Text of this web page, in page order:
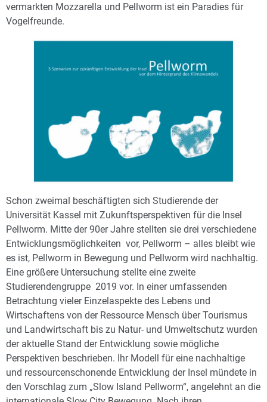
vermarkten Mozzarella und Pellworm ist ein Paradies für
Vogelfreunde.
Schon zweimal beschäftigten sich Studierende der
Universität Kassel mit Zukunftsperspektiven für die Insel
Pellworm. Mitte der 90er Jahre stellten sie drei verschiedene
Entwicklungsmöglichkeiten vor, Pellworm – alles bleibt wie
es ist, Pellworm in Bewegung und Pellworm wird nachhaltig.
Eine größere Untersuchung stellte eine zweite
Studierendengruppe 2019 vor. In einer umfassenden
Betrachtung vieler Einzelaspekte des Lebens und
Wirtschaftens von der Ressource Mensch über Tourismus
und Landwirtschaft bis zu Natur- und Umweltschutz wurden
der aktuelle Stand der Entwicklung sowie mögliche
Perspektiven beschrieben. Ihr Modell für eine nachhaltige
und ressourcenschonende Entwicklung der Insel mündete in
den Vorschlag zum „Slow Island Pellworm“, angelehnt an die